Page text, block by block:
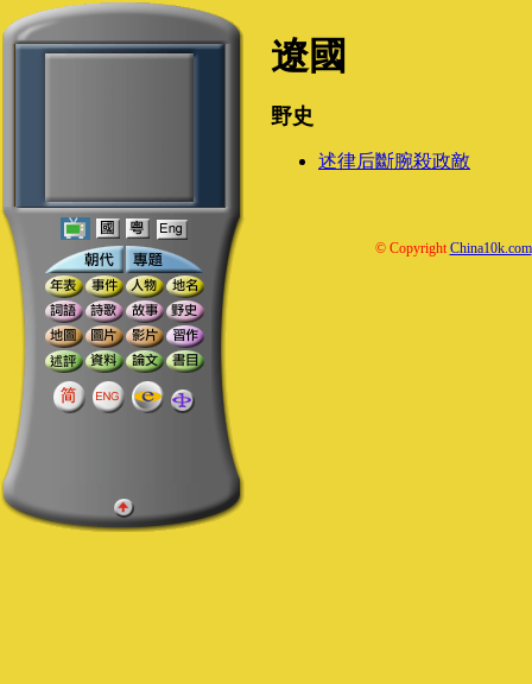
遼國
野史
述律后斷腕殺政敵
© CopyrightChina10k.com